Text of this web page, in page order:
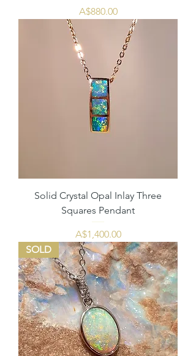
価格
A$880.00
Solid Crystal Opal Inlay Three
Squares Pendant
価格
A$1,400.00
SOLD